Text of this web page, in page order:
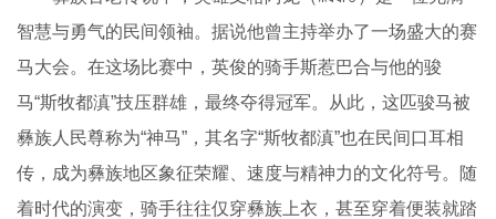
智慧与勇气的民间领袖。据说他曾主持举办了一场盛大的赛
马大会。在这场比赛中，英俊的骑手斯惹巴合与他的骏
马“斯牧都滇”技压群雄，最终夺得冠军。从此，这匹骏马被
彝族人民尊称为“神马”，其名字“斯牧都滇”也在民间口耳相
传，成为彝族地区象征荣耀、速度与精神力的文化符号。
随
着时代的演变，骑手往往仅穿彝族上衣，甚至穿着便装就踏